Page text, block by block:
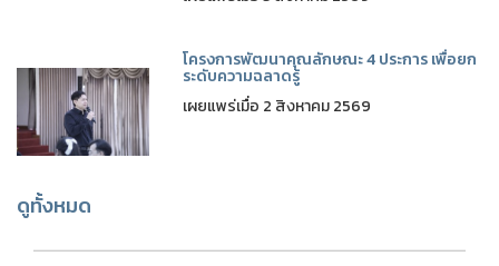
โครงการพัฒนาคุณลักษณะ 4 ประการ เพื่อยก
ระดับความฉลาดรู้
เผยแพร่เมื่อ 2 สิงหาคม 2569
ดูทั้งหมด